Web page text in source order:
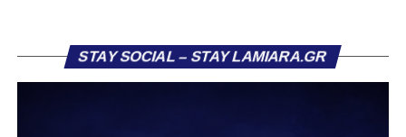
STAY SOCIAL – STAY LAMIARA.GR